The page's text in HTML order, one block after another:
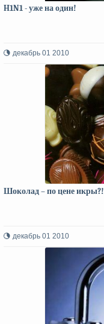
H1N1 - уже на один!
декабрь 01 2010
Шоколад – по цене икры?!
декабрь 01 2010